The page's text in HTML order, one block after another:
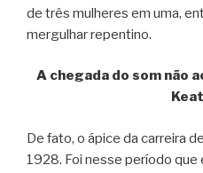
de três mulheres em uma,
mergulhar repentino.
A chegada do som não
De fato, o ápice da carreira
1928. Foi nesse período que